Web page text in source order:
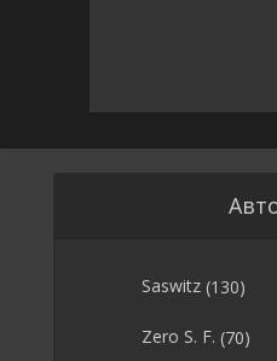
Saswitz (130)
Zero S. F. (70)